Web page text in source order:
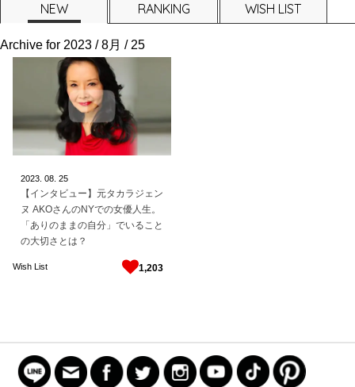
NEW RANKING WISH LIST
Archive for 2023 / 8月 / 25
2023. 08. 25
【インタビュー】元タカラジェン
ヌ AKOさんのNYでの女優人生。
「ありのままの自分」でいること
の大切さとは？
1,203
Wish List